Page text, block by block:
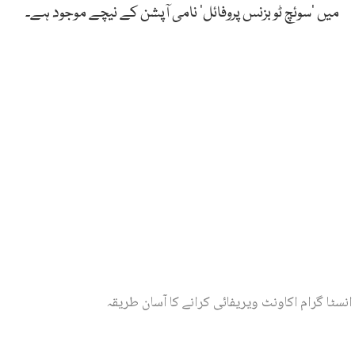
میں ‘سوئچ ٹو بزنس پروفائل’ نامی آپشن کے نیچے موجود ہے۔
انسٹا گرام اکاونٹ ویریفائی کرانے کا آسان طریقہ